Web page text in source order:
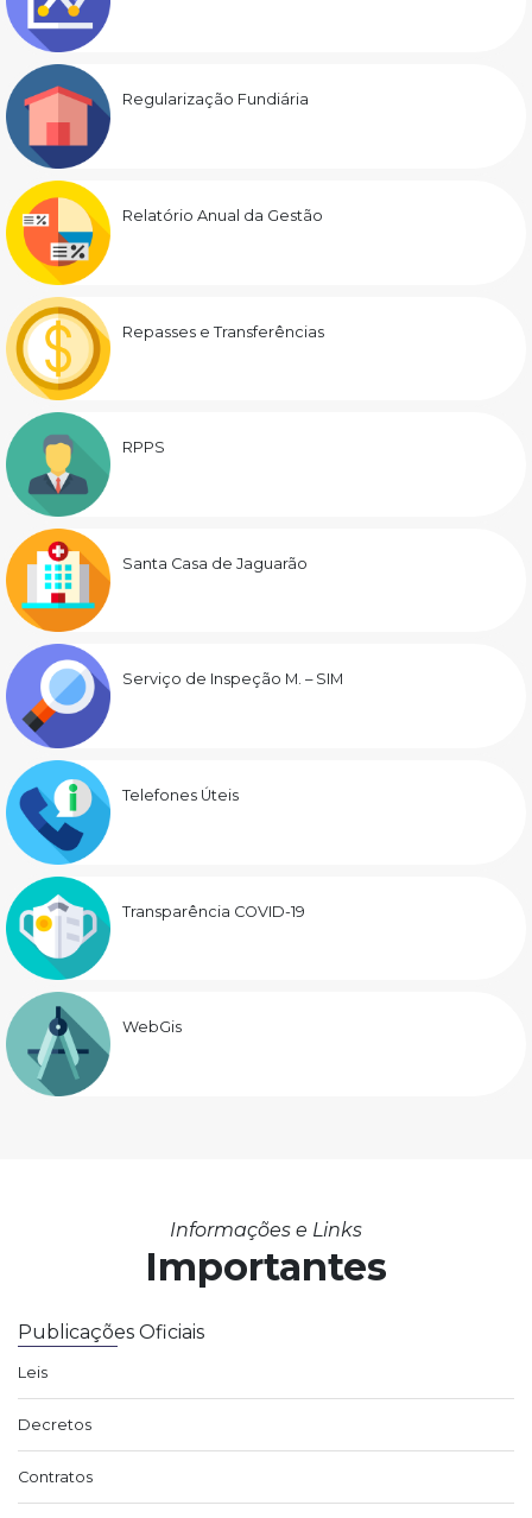
Regularização Fundiária
Relatório Anual da Gestão
Repasses e Transferências
RPPS
Santa Casa de Jaguarão
Serviço de Inspeção M. – SIM
Telefones Úteis
Transparência COVID-19
WebGis
Informações e Links
Importantes
Publicações Oficiais
Leis
Decretos
Contratos